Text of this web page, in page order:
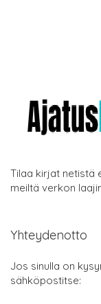
Tilaa kirjat netistä
meiltä verkon
Yhteydenotto
Jos sinulla on
sähköpostitse: